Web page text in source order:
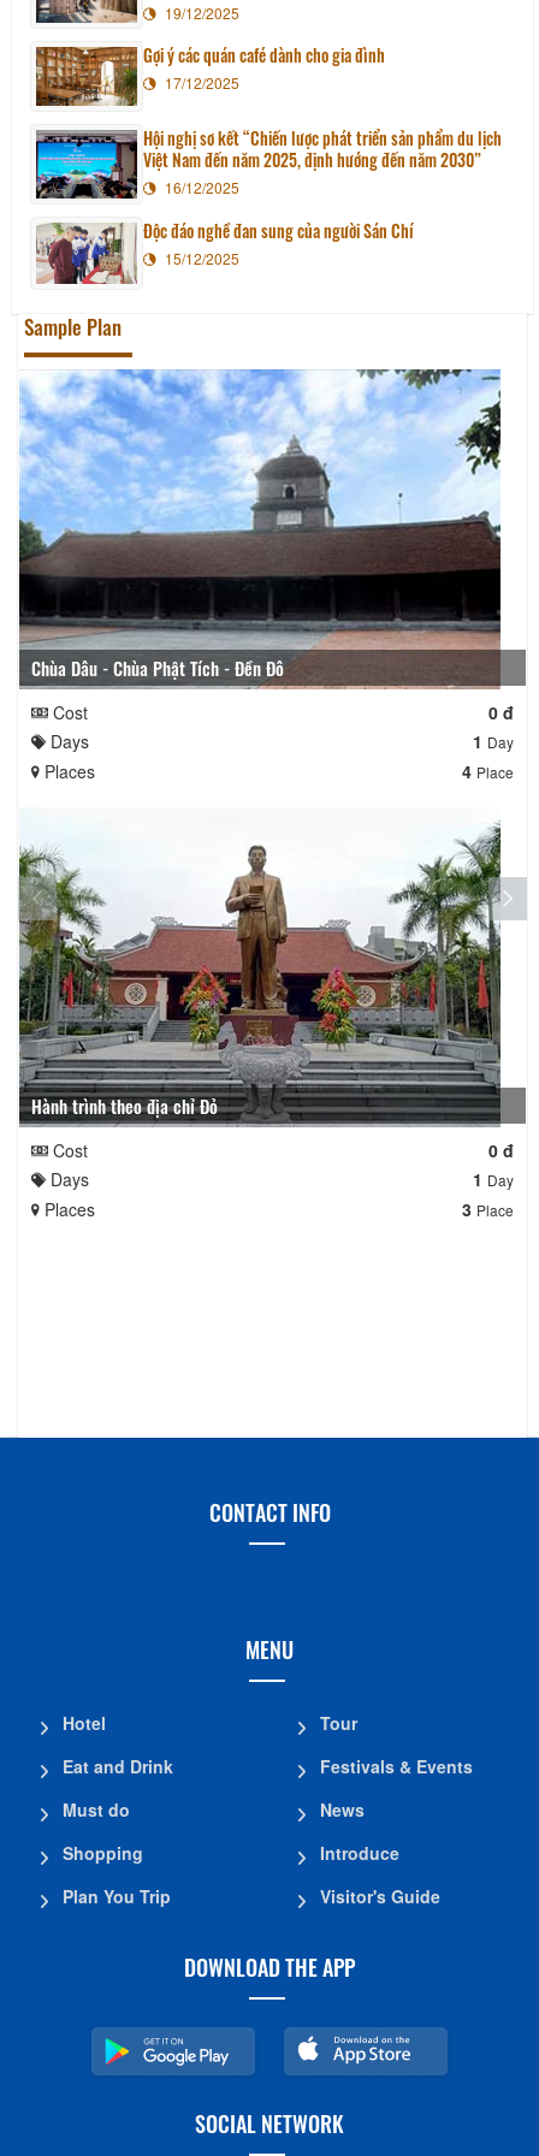
19/12/2025
Gợi ý các quán café dành cho gia đình
17/12/2025
Hội nghị sơ kết “Chiến lược phát triển sản phẩm du lịch
Việt Nam đến năm 2025, định hướng đến năm 2030”
16/12/2025
Độc đáo nghề đan sung của người Sán Chí
15/12/2025
Sample Plan
Chùa Dâu - Chùa Phật Tích - Đền Đô
Cost
0 đ
Days
1 Day
Places 4 Place
Hành trình theo địa chỉ Đỏ
Cost
0 đ
Days
1 Day
Places 3 Place
CONTACT INFO
MENU
Hotel
Eat and Drink
Must do
Shopping
Plan You Trip
Tour
Festivals & Events
News
Introduce
Visitor's Guide
DOWNLOAD THE APP
SOCIAL NETWORK